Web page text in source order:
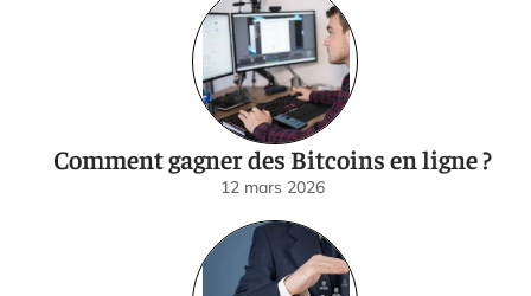
Comment gagner des Bitcoins en ligne ?
12 mars 2026